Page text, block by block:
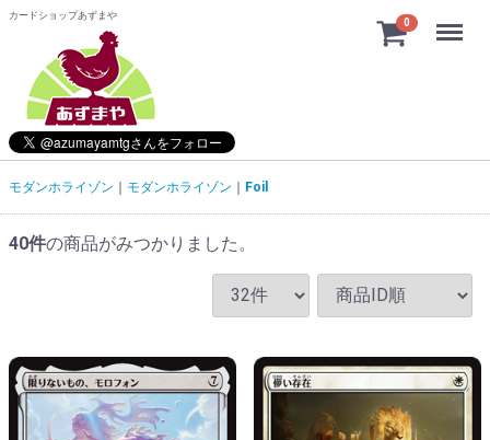
カードショップあずまや
0 Menu
モダンホライゾン モダンホライゾン Foil
40件の商品がみつかりました。